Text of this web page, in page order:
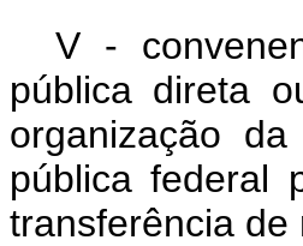
V -
pública direta
organização
pública federal
transferência de